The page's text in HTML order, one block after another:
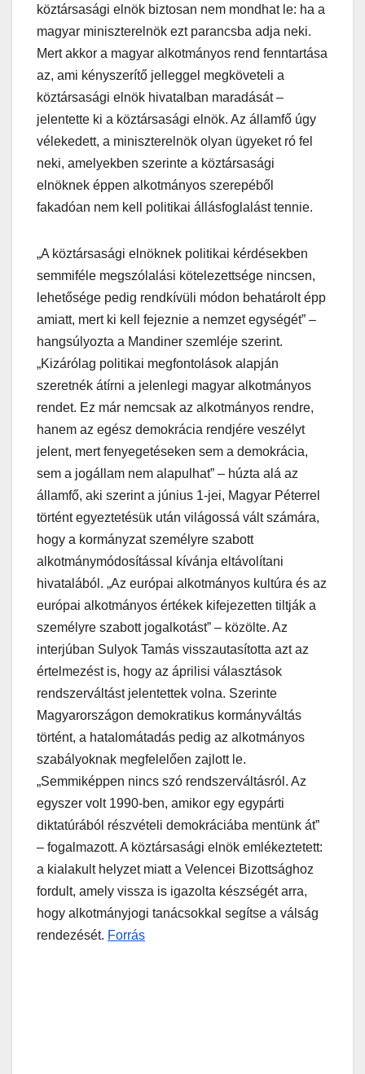
köztársasági elnök biztosan nem mondhat le: ha a
magyar miniszterelnök ezt parancsba adja neki.
Mert akkor a magyar alkotmányos rend fenntartása
az, ami kényszerítő jelleggel megköveteli a
köztársasági elnök hivatalban maradását –
jelentette ki a köztársasági elnök. Az államfő úgy
vélekedett, a miniszterelnök olyan ügyeket ró fel
neki, amelyekben szerinte a köztársasági
elnöknek éppen alkotmányos szerepéből
fakadóan nem kell politikai állásfoglalást tennie.
„A köztársasági elnöknek politikai kérdésekben
semmiféle megszólalási kötelezettsége nincsen,
lehetősége pedig rendkívüli módon behatárolt épp
amiatt, mert ki kell fejeznie a nemzet egységét” –
hangsúlyozta a Mandiner szemléje szerint.
„Kizárólag politikai megfontolások alapján
szeretnék átírni a jelenlegi magyar alkotmányos
rendet. Ez már nemcsak az alkotmányos rendre,
hanem az egész demokrácia rendjére veszélyt
jelent, mert fenyegetéseken sem a demokrácia,
sem a jogállam nem alapulhat” – húzta alá az
államfő, aki szerint a június 1-jei, Magyar Péterrel
történt egyeztetésük után világossá vált számára,
hogy a kormányzat személyre szabott
alkotmánymódosítással kívánja eltávolítani
hivatalából. „Az európai alkotmányos kultúra és az
európai alkotmányos értékek kifejezetten tiltják a
személyre szabott jogalkotást” – közölte. Az
interjúban Sulyok Tamás visszautasította azt az
értelmezést is, hogy az áprilisi választások
rendszerváltást jelentettek volna. Szerinte
Magyarországon demokratikus kormányváltás
történt, a hatalomátadás pedig az alkotmányos
szabályoknak megfelelően zajlott le.
„Semmiképpen nincs szó rendszerváltásról. Az
egyszer volt 1990-ben, amikor egy egypárti
diktatúrából részvételi demokráciába mentünk át”
– fogalmazott. A köztársasági elnök emlékeztetett:
a kialakult helyzet miatt a Velencei Bizottsághoz
fordult, amely vissza is igazolta készségét arra,
hogy alkotmányjogi tanácsokkal segítse a válság
rendezését. Forrás